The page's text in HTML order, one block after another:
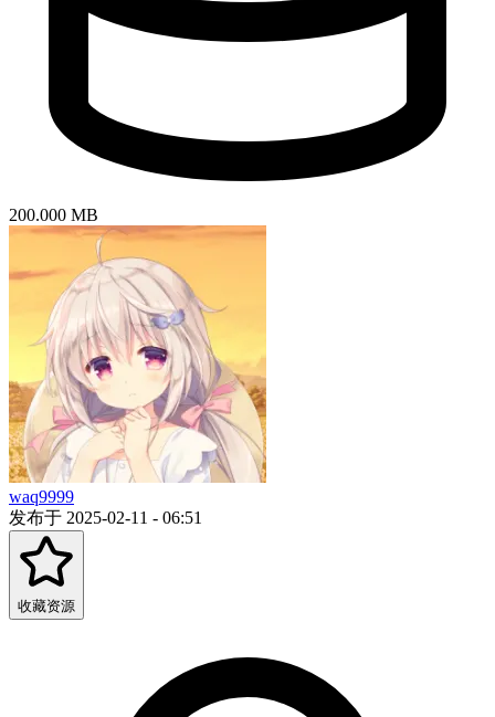
200.000 MB
waq9999
发布于 2025-02-11 - 06:51
收藏资源